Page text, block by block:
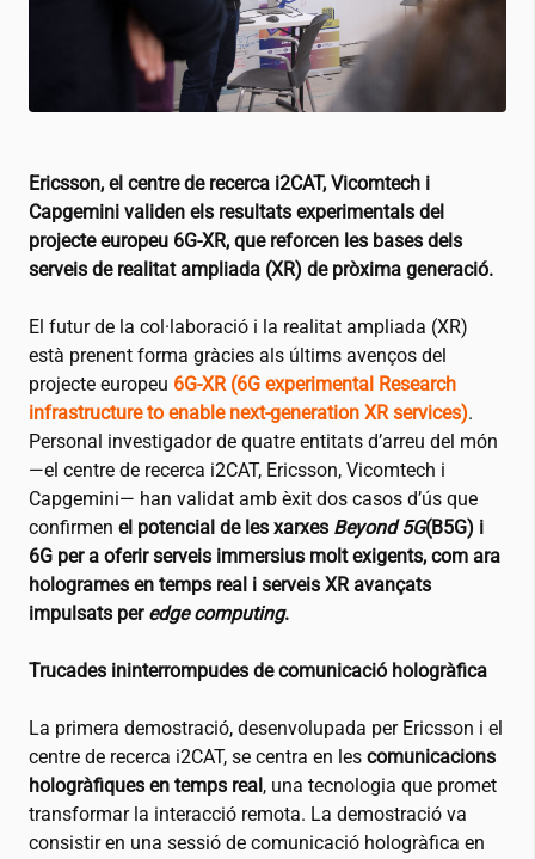
Ericsson, el centre de recerca i2CAT, Vicomtech i
Capgemini validen els resultats experimentals del
projecte europeu 6G-XR, que reforcen les bases dels
serveis de realitat ampliada (XR) de pròxima generació.
El futur de la col·laboració i la realitat ampliada (XR)
està prenent forma gràcies als últims avenços del
projecte europeu 6G-XR (6G experimental Research
infrastructure to enable next-generation XR services).
Personal investigador de quatre entitats d’arreu del món
—el centre de recerca i2CAT, Ericsson, Vicomtech i
Capgemini— han validat amb èxit dos casos d’ús que
confirmen el potencial de les xarxes Beyond 5G(B5G) i
6G per a oferir serveis immersius molt exigents, com ara
hologrames en temps real i serveis XR avançats
impulsats per edge computing.
Trucades ininterrompudes de comunicació hologràfica
La primera demostració, desenvolupada per Ericsson i el
centre de recerca i2CAT, se centra en les comunicacions
hologràfiques en temps real, una tecnologia que promet
transformar la interacció remota. La demostració va
consistir en una sessió de comunicació hologràfica en